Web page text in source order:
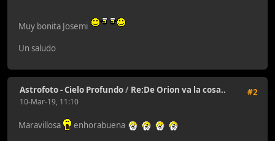
Muy bonita Josemi
Un saludo
#2
Astrofoto - Cielo Profundo/ Re:De Orion va la cosa..
10-Mar-19, 11:10
Maravillosa
enhorabuena